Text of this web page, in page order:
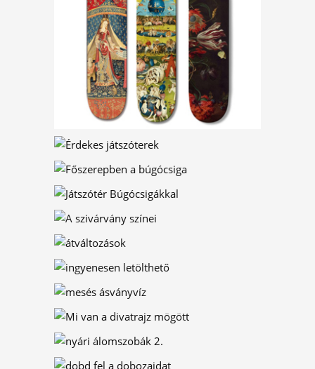
ÓKORI STAR WARS
SZOBROK?
FÉNYFESTÉS
TRICIKLIKKEL
ÁLOMSZOBA